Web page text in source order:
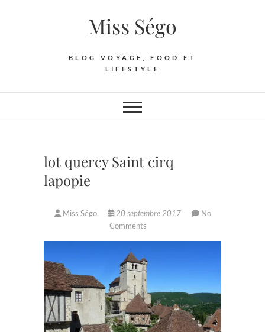
Miss Ségo
BLOG VOYAGE, FOOD ET
LIFESTYLE
lot quercy Saint cirq
lapopie
Miss Ségo 20 septembre 2017
No
Comments